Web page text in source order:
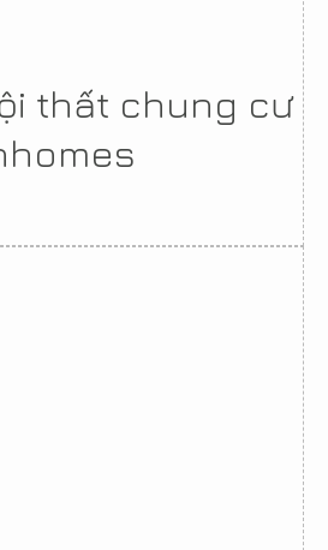
thất chung cư